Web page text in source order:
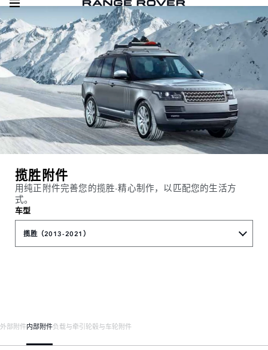
揽胜附件
用纯正附件完善您的揽胜-精心制作，以匹配您的生活方
式。
车型
揽胜（2013-2021）
外部附件内部附件负载与牵引轮毂与车轮附件